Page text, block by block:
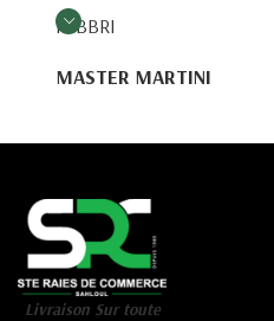
FABBRI
MASTER MARTINI
Livraison Sur toute